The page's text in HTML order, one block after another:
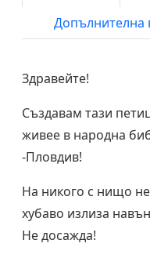
Допълнителна
Здравейте!
Създавам тази
живее в народна
-Пловдив!
На никого с нищо
хубаво излиза
Не досажда!